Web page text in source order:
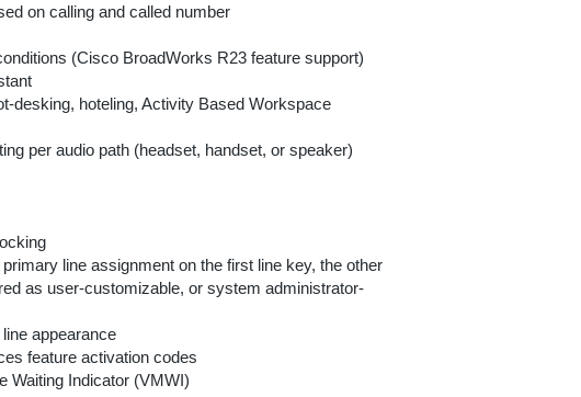
on calling and called number
(Cisco BroadWorks R23 feature support)
desking, hoteling, Activity Based Workspace
per audio path (headset, handset, or speaker)
line assignment on the first line key, the other
as user-customizable, or system administrator-
appearance
feature activation codes
Waiting Indicator (VMWI)